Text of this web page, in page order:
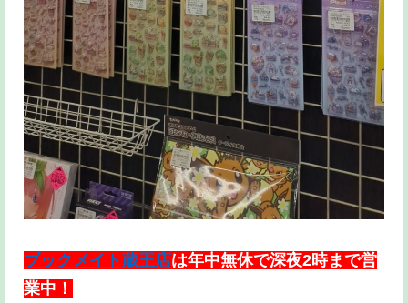
ブックメイト蔵王店は年中無休で深夜2時まで営
業中！